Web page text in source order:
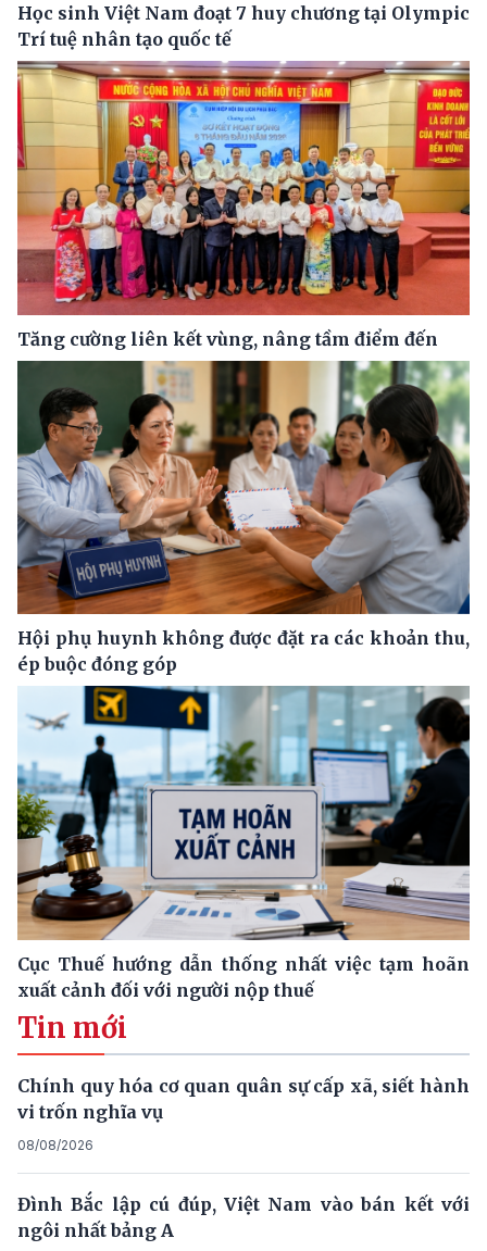
Học sinh Việt Nam đoạt 7 huy chương tại Olympic
Trí tuệ nhân tạo quốc tế
Tăng cường liên kết vùng, nâng tầm điểm đến
Hội phụ huynh không được đặt ra các khoản thu,
ép buộc đóng góp
Cục Thuế hướng dẫn thống nhất việc tạm hoãn
xuất cảnh đối với người nộp thuế
Tin mới
Chính quy hóa cơ quan quân sự cấp xã, siết hành
vi trốn nghĩa vụ
08/08/2026
Đình Bắc lập cú đúp, Việt Nam vào bán kết với
ngôi nhất bảng A